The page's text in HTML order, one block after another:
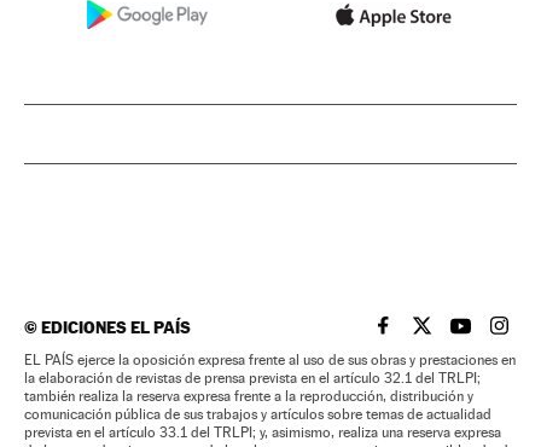
©EDICIONES EL PAÍS EL PAÍS BRASIL EN
EL PAÍSEL PAÍS
EL
EL PAÍS ejerce la oposición expresa frente al uso de sus obras y prestaciones en
la elaboración de revistas de prensa prevista en el artículo 32.1 del TRLPI;
también realiza la reserva expresa frente a la reproducción, distribución y
comunicación pública de sus trabajos y artículos sobre temas de actualidad
prevista en el artículo 33.1 del TRLPI; y, asimismo, realiza una reserva expresa